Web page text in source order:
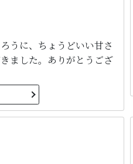
うに、ちょうどいい甘さ
ました。ありがとうござ